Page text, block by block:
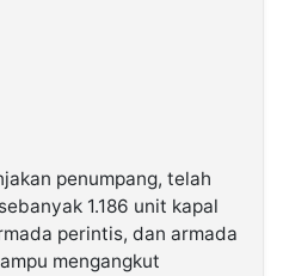
penumpang, telah
1.186 unit kapal
perintis, dan armada
mengangkut